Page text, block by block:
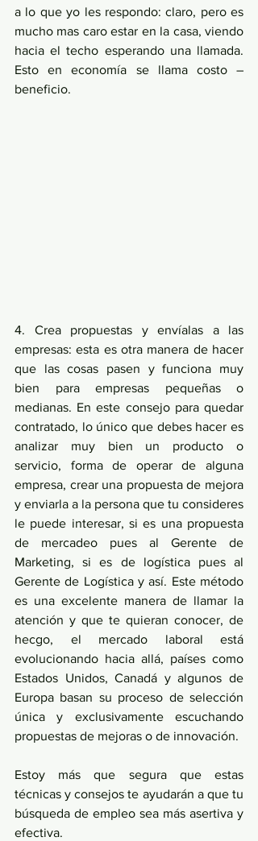
a lo que yo les respondo: claro, pero es
mucho mas caro estar en la casa, viendo
hacia el techo esperando una llamada.
Esto en economía se llama costo –
beneficio.
4. Crea propuestas y envíalas a las
empresas: esta es otra manera de hacer
que las cosas pasen y funciona muy
bien para empresas pequeñas o
medianas. En este consejo para quedar
contratado, lo único que debes hacer es
analizar muy bien un producto o
servicio, forma de operar de alguna
empresa, crear una propuesta de mejora
y enviarla a la persona que tu consideres
le puede interesar, si es una propuesta
de mercadeo pues al Gerente de
Marketing, si es de logística pues al
Gerente de Logística y así. Este método
es una excelente manera de llamar la
atención y que te quieran conocer, de
hecgo, el mercado laboral está
evolucionando hacia allá, países como
Estados Unidos, Canadá y algunos de
Europa basan su proceso de selección
única y exclusivamente escuchando
propuestas de mejoras o de innovación.
Estoy más que segura que estas
técnicas y consejos te ayudarán a que tu
búsqueda de empleo sea más asertiva y
efectiva.